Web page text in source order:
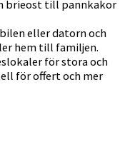
brieost till pannkakor
eller datorn och
hem till familjen.
för stora och
för offert och mer